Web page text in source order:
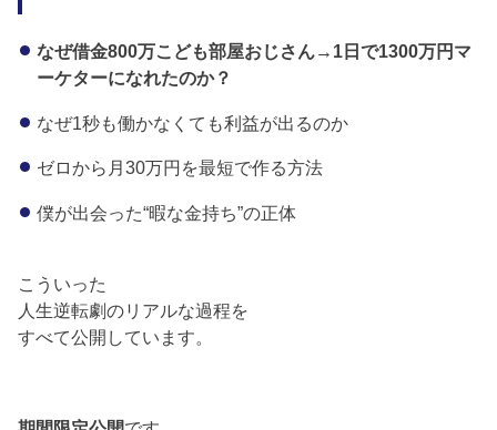
なぜ借金800万こども部屋おじさん→1日で1300万円マ
ーケターになれたのか？
なぜ1秒も働かなくても利益が出るのか
ゼロから月30万円を最短で作る方法
僕が出会った“暇な金持ち”の正体
こういった
人生逆転劇のリアルな過程を
すべて公開しています。